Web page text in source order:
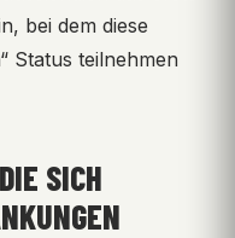
bei dem diese
Status teilnehmen
SICH